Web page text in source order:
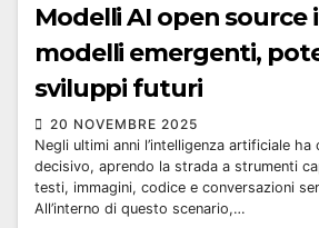
Modelli AI open source
modelli emergenti,
sviluppi futuri
20 NOVEMBRE 2025
Negli ultimi anni l’intelligenza artificiale
decisivo, aprendo la strada a strumenti
testi, immagini, codice e conversazioni
All’interno di questo scenario,…